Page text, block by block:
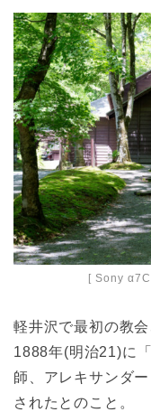
[ Sony
軽井沢で最初の教
1888年(明治21)に
師、アレキサンダ
されたとのこと。